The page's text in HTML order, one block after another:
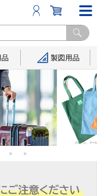
製図用品